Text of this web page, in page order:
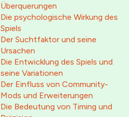
Überquerungen
Die psychologische Wirkung des
Spiels
Der Suchtfaktor und seine
Ursachen
Die Entwicklung des Spiels und
seine Variationen
Der Einfluss von Community-
Mods und Erweiterungen
Die Bedeutung von Timing und